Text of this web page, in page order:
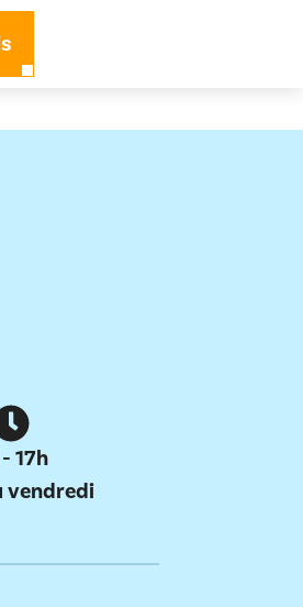
17h
vendredi